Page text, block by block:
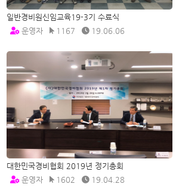
일반경비원신임교육19-3기 수료식
운영자
1167 19.06.06
대한민국경비협회 2019년 정기총회
운영자
1602 19.04.28